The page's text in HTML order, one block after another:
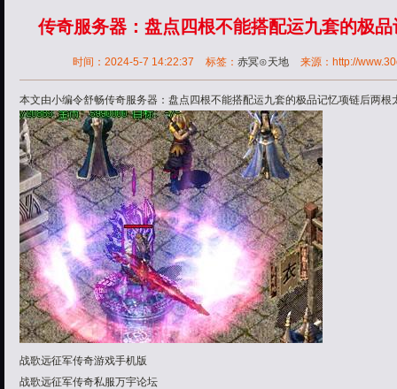
传奇服务器：盘点四根不能搭配运九套的极
时间：2024-5-7 14:22:37 标签： 赤冥⊙天地 来源：http://
本文由小编令舒畅传奇服务器：盘点四根不能搭配运九套的极品记忆项链后两根
战歌远征军传奇游戏手机版
战歌远征军传奇私服万宇论坛